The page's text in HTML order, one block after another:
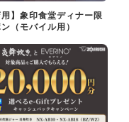
用】象印食堂ディナー限
（モバイル用）